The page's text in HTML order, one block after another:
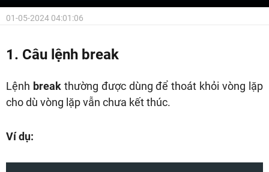
01-05-2024 04:01:06
1. Câu lệnh break
Lệnh breakthường được dùng để thoát khỏi vòng lặp
cho dù vòng lặp vẫn chưa kết thúc.
Ví dụ: